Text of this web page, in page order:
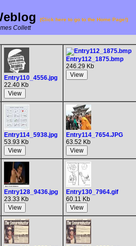
(Click here to go to the Home Page!)
Collett
Entry110_4556.jpg
22.40 Kb
Entry112_1875.bmp
246.29 Kb
Entry114_5938.jpg
53.93 Kb
Entry114_7654.JPG
63.52 Kb
Entry128_9436.jpg
23.33 Kb
Entry130_7964.gif
60.11 Kb